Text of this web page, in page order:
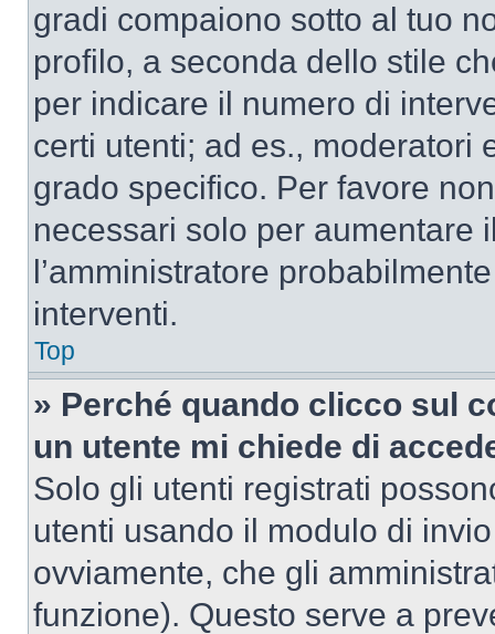
gradi compaiono sotto al tuo
profilo, a seconda dello stile
per indicare il numero di
certi utenti; ad es., moderatori
grado specifico. Per favore
necessari solo per aumentare
l’amministratore
interventi.
Top
» Perché quando clicco sul
un utente mi chiede di
Solo gli utenti registrati
utenti usando il modulo di
ovviamente, che gli
funzione). Questo serve a